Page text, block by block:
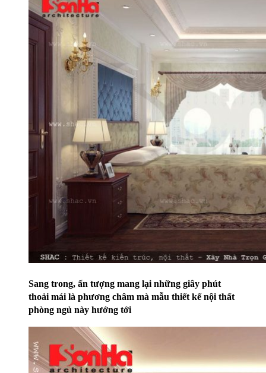
Sang trong, ấn tượng mang lại những giây phút
thoải mái là phương châm mà mẫu thiết kế nội thất
phòng ngủ này hướng tới